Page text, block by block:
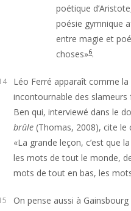
poétique
poésie gymnique
entre magie et
choses»6.
Léo Ferré apparaît comme
incontournable des
Ben qui, interviewé dans le
brûle (Thomas, 2008), cite le
«La grande leçon, c’est que
les mots de tout le monde,
mots de tout en bas, les
On pense aussi à